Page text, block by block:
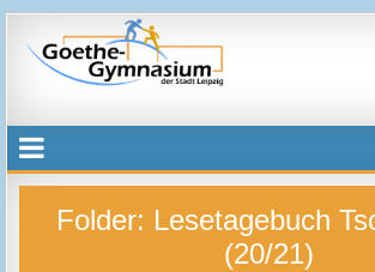
Goethegymnasium der
Folder: Lesetagebuch
(20/21)